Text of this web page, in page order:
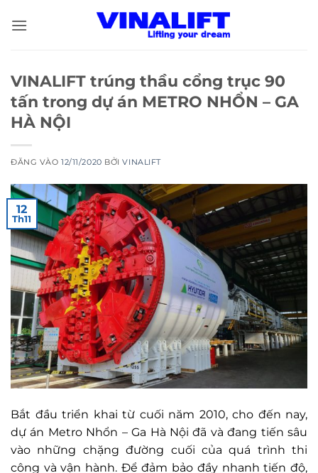
qua
VINALIFT trúng thầu cổng trục 90
tấn trong dự án METRO NHỔN – GA
HÀ NỘI
ĐĂNG VÀO12/11/2020 BỞIVINALIFT
12
Th11
Bắt đầu triển khai từ cuối năm 2010, cho đến nay,
dự án Metro Nhổn – Ga Hà Nội đã và đang tiến sâu
vào những chặng đường cuối của quá trình thi
công và vận hành. Để đảm bảo đầy nhanh tiến độ,